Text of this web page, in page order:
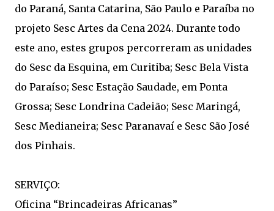
do Paraná, Santa Catarina, São Paulo e Paraíba no
projeto Sesc Artes da Cena 2024. Durante todo
este ano, estes grupos percorreram as unidades
do Sesc da Esquina, em Curitiba; Sesc Bela Vista
do Paraíso; Sesc Estação Saudade, em Ponta
Grossa; Sesc Londrina Cadeião; Sesc Maringá,
Sesc Medianeira; Sesc Paranavaí e Sesc São José
dos Pinhais.
SERVIÇO:
Oficina “Brincadeiras Africanas”